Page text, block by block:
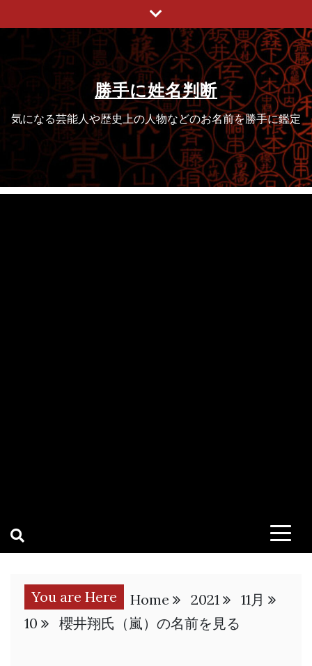
content
勝手に姓名判断
気になる芸能人や歴史上の人物などのお名前を勝手に鑑定
You are Here Home 2021
11月
10
櫻井翔氏（嵐）の名前を見る